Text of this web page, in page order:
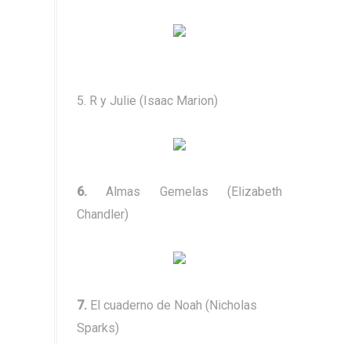
5. R y Julie (Isaac Marion)
6.Almas Gemelas (Elizabeth
Chandler)
7. El cuaderno de Noah (Nicholas
Sparks)